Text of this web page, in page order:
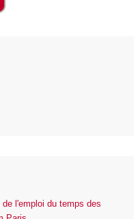
l'emploi du temps des